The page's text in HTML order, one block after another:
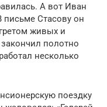
А вот Иван
письме Стасову он
живых и
полотно
несколько
поездку